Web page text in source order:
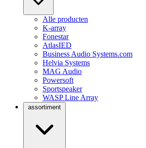
Alle producten
K-array
Fonestar
AtlasIED
Business Audio Systems.com
Helvia Systems
MAG Audio
Powersoft
Sportspeaker
WASP Line Array
assortiment